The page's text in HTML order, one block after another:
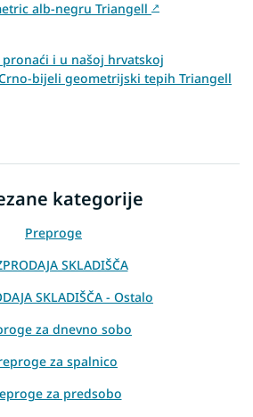
alb-negru Triangell ↗
i u našoj hrvatskoj
bijeli geometrijski tepih Triangell
kategorije
Preproge
SKLADIŠČA
SKLADIŠČA - Ostalo
za dnevno sobo
za spalnico
za predsobo